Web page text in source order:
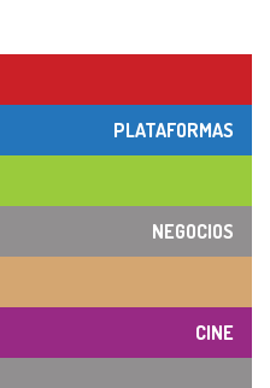
PLATAFORMAS
NEGOCIOS
CINE